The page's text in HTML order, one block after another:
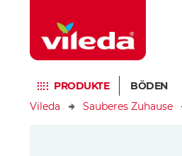
PRODUKTE BÖDEN
Vileda
Sauberes Zuhause